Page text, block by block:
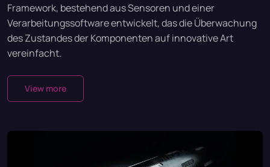
Framework, bestehend aus Sensoren und einer
Verarbeitungssoftware entwickelt, das die Überwachung
des Zustandes der Komponenten auf innovative Art
vereinfacht.
View more